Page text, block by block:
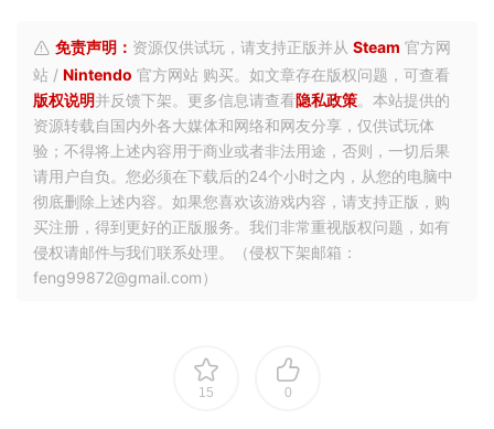
免责声明： 资源仅供试玩，请支持正版并从 Steam 官方网
站 / Nintendo 官方网站 购买。如文章存在版权问题，可查看
版权说明并反馈下架。更多信息请查看隐私政策。本站提供的
资源转载自国内外各大媒体和网络和网友分享，仅供试玩体
验；不得将上述内容用于商业或者非法用途，否则，一切后果
请用户自负。您必须在下载后的24个小时之内，从您的电脑中
彻底删除上述内容。如果您喜欢该游戏内容，请支持正版，购
买注册，得到更好的正版服务。我们非常重视版权问题，如有
侵权请邮件与我们联系处理。（侵权下架邮箱：
feng99872@gmail.com）
15 0